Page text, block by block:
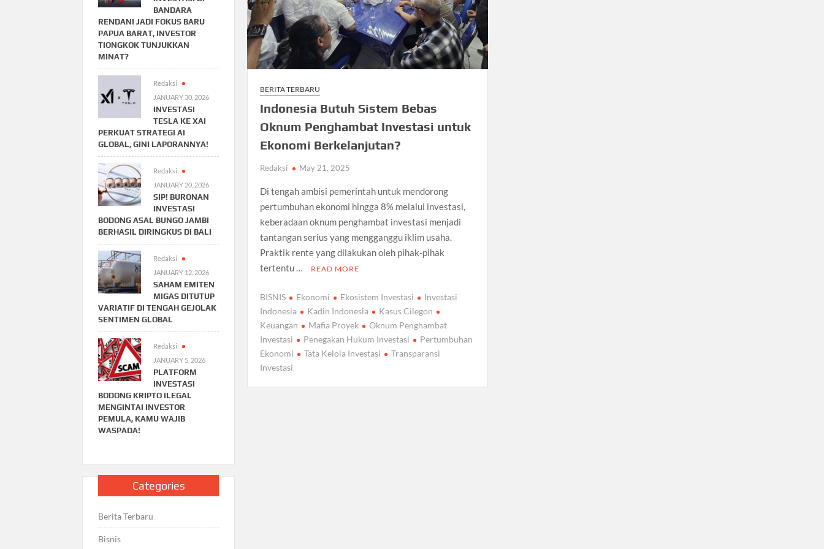
BERITA TERBARU
Indonesia Butuh Sistem Bebas
Oknum Penghambat Investasi untuk
Ekonomi Berkelanjutan?
Redaksi May 21, 2025
Di tengah ambisi pemerintah untuk mendorong
pertumbuhan ekonomi hingga 8% melalui investasi,
keberadaan oknum penghambat investasi menjadi
tantangan serius yang mengganggu iklim usaha.
Praktik rente yang dilakukan oleh pihak-pihak
tertentu …
READ MORE
BISNIS Ekonomi Ekosistem Investasi
Investasi
Indonesia
Kadin Indonesia
Kasus Cilegon
Keuangan
Mafia Proyek
Oknum Penghambat
Investasi
Penegakan Hukum Investasi
Pertumbuhan
Ekonomi
Tata Kelola Investasi
Transparansi
Investasi
BANDARA
RENDANI JADI FOKUS BARU
PAPUA BARAT, INVESTOR
TIONGKOK TUNJUKKAN
MINAT?
Redaksi
JANUARY 30, 2026
INVESTASI
TESLA KE XAI
PERKUAT STRATEGI AI
GLOBAL, GINI LAPORANNYA!
Redaksi
JANUARY 20, 2026
SIP! BURONAN
INVESTASI
BODONG ASAL BUNGO JAMBI
BERHASIL DIRINGKUS DI BALI
Redaksi
JANUARY 12, 2026
SAHAM EMITEN
MIGAS DITUTUP
VARIATIF DI TENGAH GEJOLAK
SENTIMEN GLOBAL
Redaksi
JANUARY 5, 2026
PLATFORM
INVESTASI
BODONG KRIPTO ILEGAL
MENGINTAI INVESTOR
PEMULA, KAMU WAJIB
WASPADA!
Categories
Berita Terbaru
Bisnis